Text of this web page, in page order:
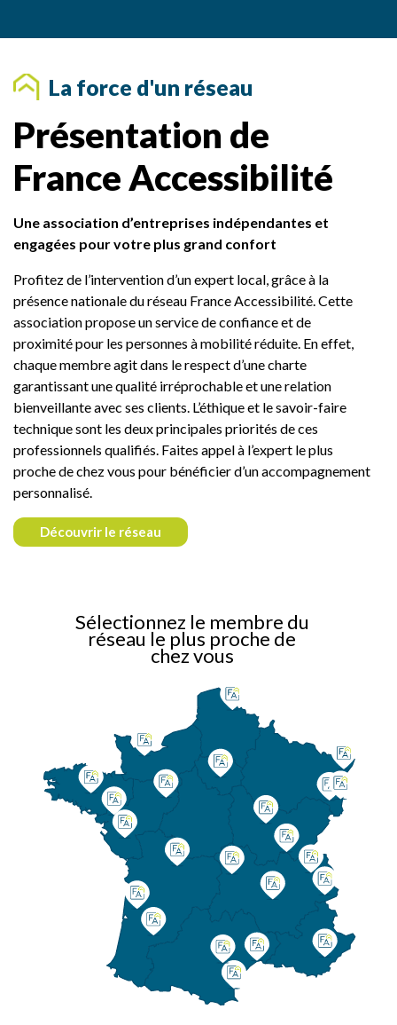
La force d'un réseau
Présentation de
France Accessibilité
Une association d’entreprises indépendantes et
engagées pour votre plus grand confort
Profitez de l’intervention d’un expert local, grâce à la
présence nationale du réseau France Accessibilité. Cette
association propose un service de confiance et de
proximité pour les personnes à mobilité réduite. En effet,
chaque membre agit dans le respect d’une charte
garantissant une qualité irréprochable et une relation
bienveillante avec ses clients. L’éthique et le savoir-faire
technique sont les deux principales priorités de ces
professionnels qualifiés. Faites appel à l’expert le plus
proche de chez vous pour bénéficier d’un accompagnement
personnalisé.
Découvrir le réseau
Sélectionnez le membre du
réseau le plus proche de
chez vous